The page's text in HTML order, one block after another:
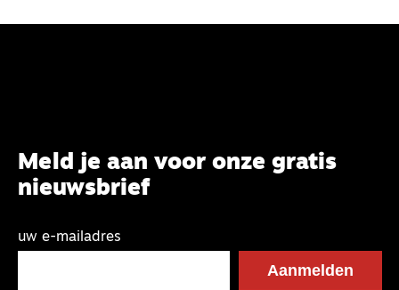
Meld je aan voor onze gratis
nieuwsbrief
uw e-mailadres